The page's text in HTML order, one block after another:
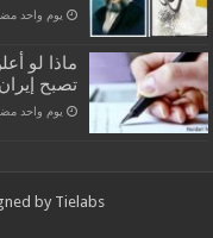
‏يوم واحد
ماذا لو
تصبح
‏يوم واحد
by Tielabs